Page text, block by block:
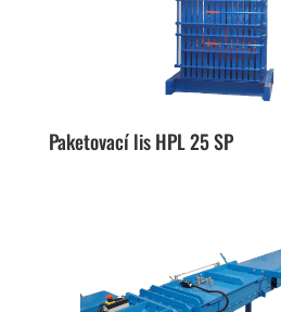
Paketovací lis HPL 25 SP